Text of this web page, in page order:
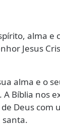
alma e
Jesus
alma e o
Bíblia nos
Deus com
santa.